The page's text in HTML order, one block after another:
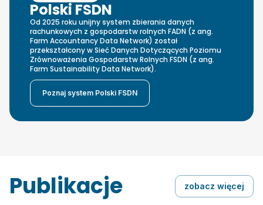
Polski FSDN
Od 2025 roku unijny system zbierania danych
rachunkowych z gospodarstw rolnych FADN (z ang.
Farm Accountancy Data Network) został
przekształcony w Sieć Danych Dotyczących Poziomu
Zrównoważenia Gospodarstw Rolnych FSDN (z ang.
Farm Sustainability Data Network).
Poznaj system Polski FSDN
Publikacje zobacz więcej